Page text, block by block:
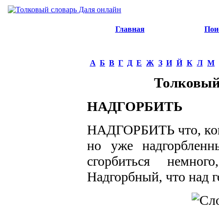
Главная
А Б В Г Д Е Ж З И Й К Л М
НАДГОРБИТЬ
НАДГОРБИТЬ что,
но уже
сгорбиться
Надгорбный, что над